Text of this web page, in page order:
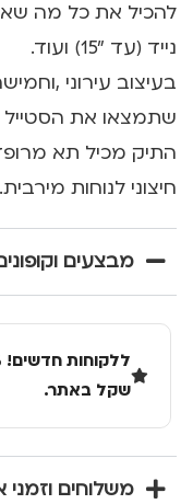
להכיל את כל מה
נייד (עד "15) ועוד.
בעיצוב עירוני
שתמצאו את
התיק מכיל תא
חיצוני לנוחות מירבית.
מבצעים
שקל באתר.
משלוחים